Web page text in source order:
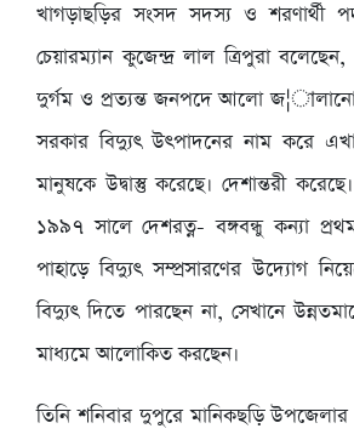
খাগড়াছড়ির সংসদ সদস্য ও শরণার্থী
চেয়ারম্যান কুজেন্দ্র লাল ত্রিপুরা বলেছেন,
দুর্গম ও প্রত্যন্ত জনপদে আলো
সরকার বিদ্যুৎ উৎপাদনের নাম করে
মানুষকে উদ্বাস্তু করেছে। দেশান্তরী
১৯৯৭ সালে দেশরত্ন- বঙ্গবন্ধু কন্যা
পাহাড়ে বিদ্যুৎ সম্প্রসারণের উদ্যোগ
বিদ্যুৎ দিতে পারছেন না, সেখানে
মাধ্যমে আলোকিত করছেন।
তিনি শনিবার দুপুরে মানিকছড়ি